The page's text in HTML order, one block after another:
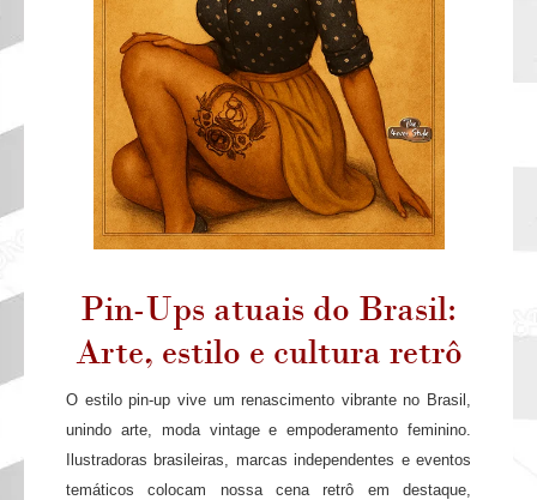
Pin-Ups atuais do Brasil:
Arte, estilo e cultura retrô
O estilo pin-up vive um renascimento vibrante no Brasil,
unindo arte, moda vintage e empoderamento feminino.
Ilustradoras brasileiras, marcas independentes e eventos
temáticos colocam nossa cena retrô em destaque,